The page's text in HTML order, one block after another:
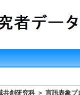
共創研究科 ＞ 言語表象プ